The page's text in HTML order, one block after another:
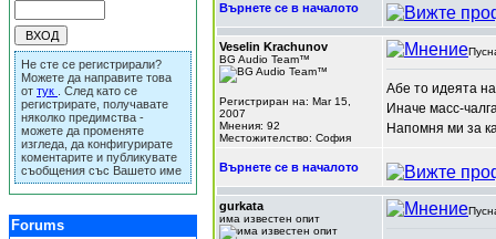
Не сте се регистрирали?
Можете да направите това
от тук
. След като се
регистрирате, получавате
няколко предимства -
можете да променяте
изгледа, да конфигурирате
коментарите и публикувате
съобщения със Вашето име
Forums
Върнете се в началото
Veselin Krachunov
BG Audio Team™
Регистриран на: Mar 15,
2007
Мнения: 92
Местожителство: София
Абе то идеята
Иначе масс-
Напомня ми за
Върнете се в началото
gurkata
има известен опит